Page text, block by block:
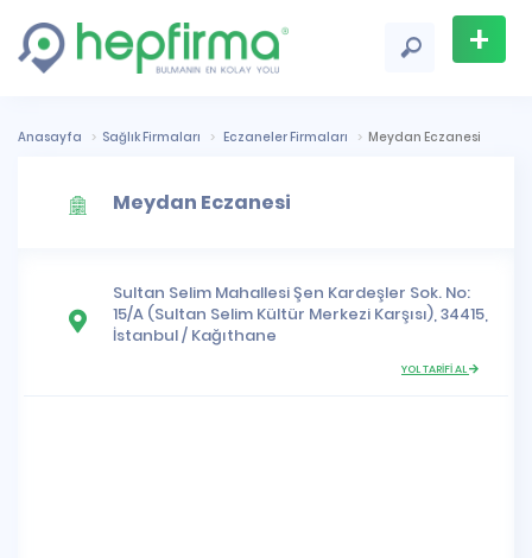
+
Ekle
Anasayfa Sağlık Firmaları Eczaneler Firmaları Meydan Eczanesi
Meydan Eczanesi
Sultan Selim MahallesiŞen Kardeşler Sok. No:
15/A (Sultan Selim Kültür Merkezi Karşısı), 34415,
İstanbul/ Kağıthane
YOL TARİFİ AL